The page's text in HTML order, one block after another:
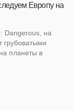
Европу на
Dangerous, на
грубоватыми
планеты в